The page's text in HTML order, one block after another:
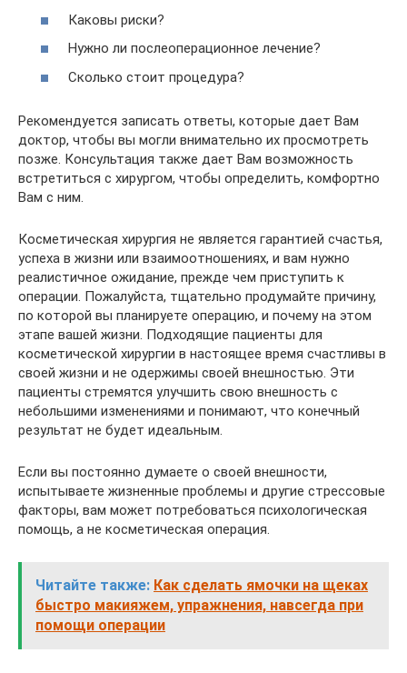
Каковы риски?
Нужно ли послеоперационное лечение?
Сколько стоит процедура?
Рекомендуется записать ответы, которые дает Вам
доктор, чтобы вы могли внимательно их просмотреть
позже. Консультация также дает Вам возможность
встретиться с хирургом, чтобы определить, комфортно
Вам с ним.
Косметическая хирургия не является гарантией счастья,
успеха в жизни или взаимоотношениях, и вам нужно
реалистичное ожидание, прежде чем приступить к
операции. Пожалуйста, тщательно продумайте причину,
по которой вы планируете операцию, и почему на этом
этапе вашей жизни. Подходящие пациенты для
косметической хирургии в настоящее время счастливы в
своей жизни и не одержимы своей внешностью. Эти
пациенты стремятся улучшить свою внешность с
небольшими изменениями и понимают, что конечный
результат не будет идеальным.
Если вы постоянно думаете о своей внешности,
испытываете жизненные проблемы и другие стрессовые
факторы, вам может потребоваться психологическая
помощь, а не косметическая операция.
Читайте также: Как сделать ямочки на щеках
быстро макияжем, упражнения, навсегда при
помощи операции